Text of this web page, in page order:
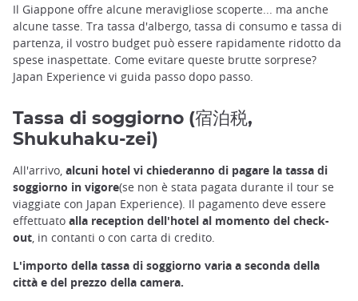
Il Giappone offre alcune meravigliose scoperte... ma anche
alcune tasse. Tra tassa d'albergo, tassa di consumo e tassa di
partenza, il vostro budget può essere rapidamente ridotto da
spese inaspettate. Come evitare queste brutte sorprese?
Japan Experience vi guida passo dopo passo.
Tassa di soggiorno (宿泊税,
Shukuhaku-zei)
All'arrivo, alcuni hotel vi chiederanno di pagare la tassa di
soggiorno in vigore(se non è stata pagata durante il tour se
viaggiate con Japan Experience). Il pagamento deve essere
effettuato alla reception dell'hotel al momento del check-
out , in contanti o con carta di credito.
L'importo della tassa di soggiorno varia a seconda della
città e del prezzo della camera.